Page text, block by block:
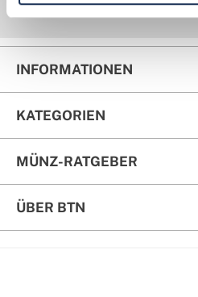
INFORMATIONEN
KATEGORIEN
MÜNZ-RATGEBER
ÜBER BTN